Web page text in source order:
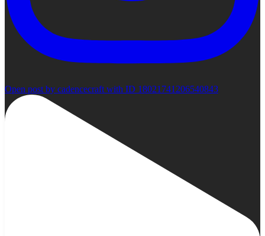
Open post by cadencecraft with ID 18021741206540843